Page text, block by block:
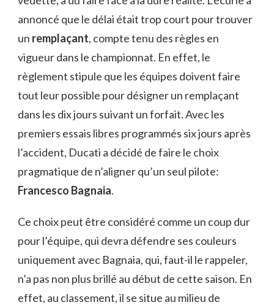
annoncé que le délai était trop court pour trouver
un remplaçant, compte tenu des règles en
vigueur dans le championnat. En effet, le
règlement stipule que les équipes doivent faire
tout leur possible pour désigner un remplaçant
dans les dix jours suivant un forfait. Avec les
premiers essais libres programmés six jours après
l’accident, Ducati a décidé de faire le choix
pragmatique de n’aligner qu’un seul pilote:
Francesco Bagnaia.
Ce choix peut être considéré comme un coup dur
pour l’équipe, qui devra défendre ses couleurs
uniquement avec Bagnaia, qui, faut-il le rappeler,
n’a pas non plus brillé au début de cette saison. En
effet, au classement, il se situe au milieu de